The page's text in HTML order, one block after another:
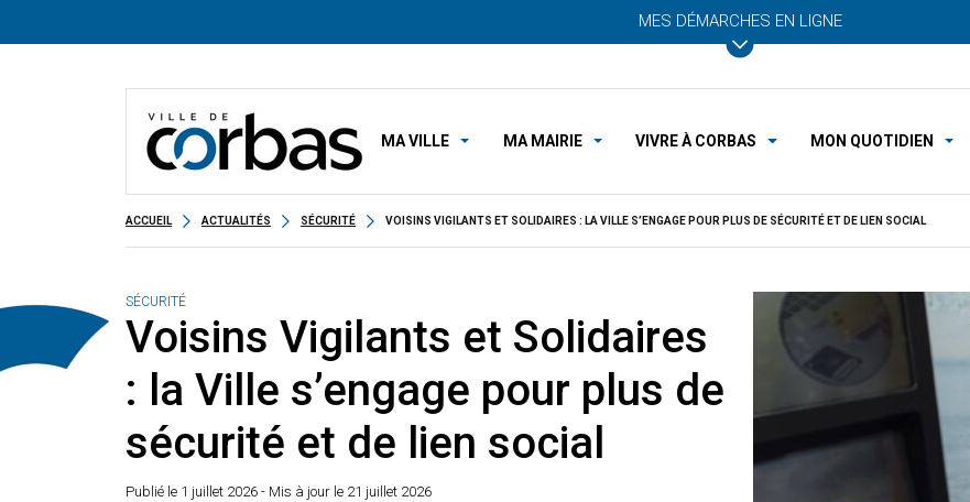
MES DÉMARCHES EN LIGNE
MA VILLE MA MAIRIE VIVRE À CORBAS MON QUOTIDIEN
ACCUEIL ACTUALITÉS SÉCURITÉ VOISINS VIGILANTS ET SOLIDAIRES : LA VILLE S’ENGAGE POUR PLUS DE SÉCURITÉ ET DE LIEN SOCIAL
SÉCURITÉ
Voisins Vigilants et Solidaires
: la Ville s’engage pour plus de
sécurité et de lien social
Publié le 1 juillet 2026 - Mis à jour le 21 juillet 2026